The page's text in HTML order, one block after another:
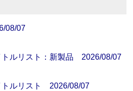
08/07
トルリスト：新製品 2026/08/07
トルリスト 2026/08/07